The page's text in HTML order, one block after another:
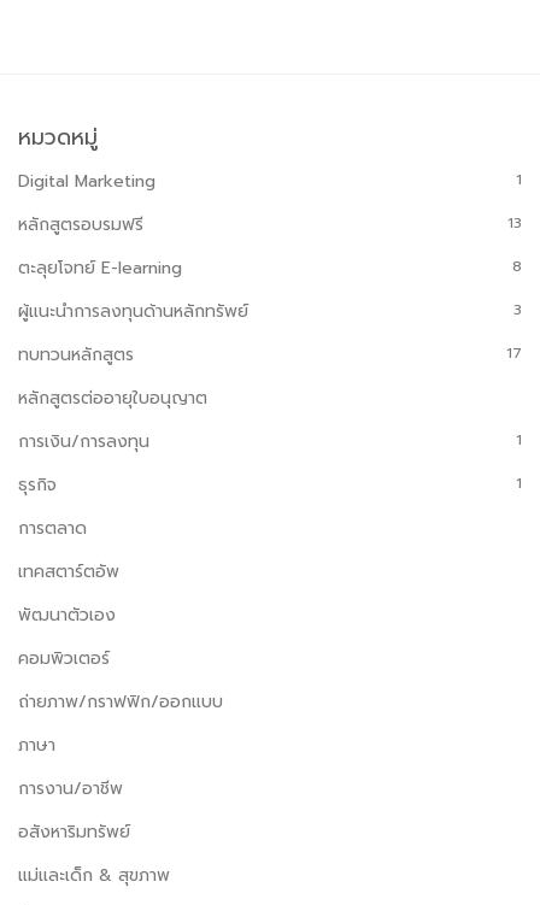
หมวดหมู่
Digital Marketing 1
หลักสูตรอบรมฟรี 13
ตะลุยโจทย์ E-learning 8
ผู้แนะนำการลงทุนด้านหลักทรัพย์ 3
ทบทวนหลักสูตร 17
หลักสูตรต่ออายุใบอนุญาต
การเงิน/การลงทุน
1
ธุรกิจ 1
การตลาด
เทคสตาร์ตอัพ
พัฒนาตัวเอง
คอมพิวเตอร์
ถ่ายภาพ/กราฟฟิก/ออกแบบ
ภาษา
การงาน/อาชีพ
อสังหาริมทรัพย์
แม่และเด็ก & สุขภาพ